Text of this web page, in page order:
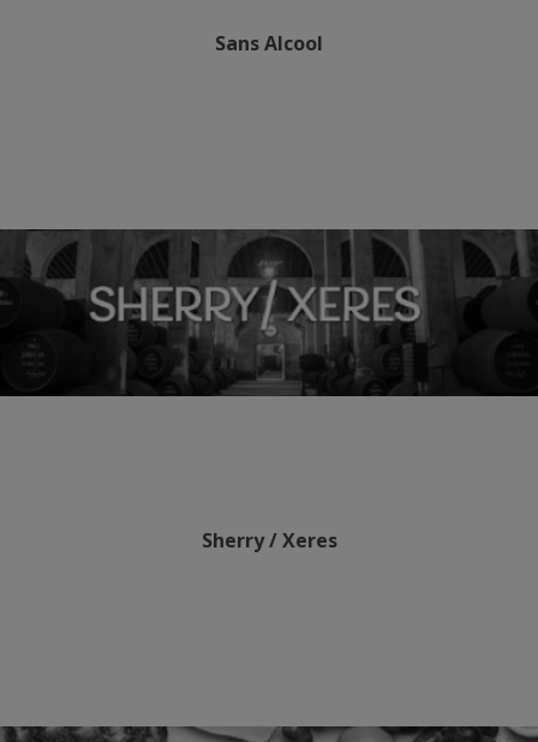
Sans Alcool
Sherry / Xeres